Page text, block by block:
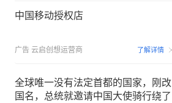
中国移动授权店
广告 云启创想运营商 了解详情
全球唯一没有法定首都的国家，刚改
国名，总统就邀请中国大使骑行绕了